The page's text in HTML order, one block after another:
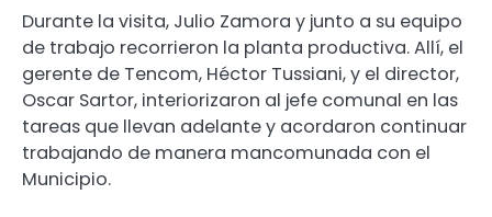
Durante la visita, Julio Zamora y junto a su equipo
de trabajo recorrieron la planta productiva. Allí, el
gerente de Tencom, Héctor Tussiani, y el director,
Oscar Sartor, interiorizaron al jefe comunal en las
tareas que llevan adelante y acordaron continuar
trabajando de manera mancomunada con el
Municipio.